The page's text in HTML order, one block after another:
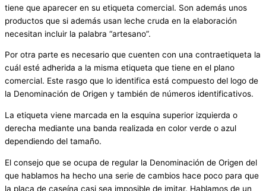
tiene que aparecer en su etiqueta comercial. Son además unos
productos que si además usan leche cruda en la elaboración
necesitan incluir la palabra “artesano”.
Por otra parte es necesario que cuenten con una contraetiqueta la
cuál esté adherida a la misma etiqueta que tiene en el plano
comercial. Este rasgo que lo identifica está compuesto del logo de
la Denominación de Origen y también de números identificativos.
La etiqueta viene marcada en la esquina superior izquierda o
derecha mediante una banda realizada en color verde o azul
dependiendo del tamaño.
El consejo que se ocupa de regular la Denominación de Origen del
que hablamos ha hecho una serie de cambios hace poco para que
la placa de caseína casi sea imposible de imitar. Hablamos de un